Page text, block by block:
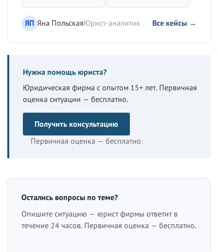
ЯП Яна ПольскаяЮрист-аналитик Все кейсы →
Нужна помощь юриста?
Юридическая фирма с опытом 15+ лет. Первичная
оценка ситуации — бесплатно.
Получить консультацию
Первичная оценка — бесплатно
Остались вопросы по теме?
Опишите ситуацию — юрист фирмы ответит в
течение 24 часов. Первичная оценка — бесплатно.